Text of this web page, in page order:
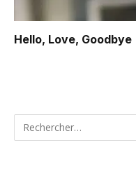
Hello, Love, Goodbye